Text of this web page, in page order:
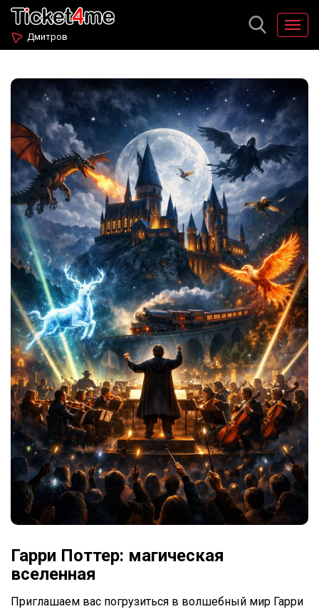
Дмитров
Гарри Поттер: магическая
вселенная
Приглашаем вас погрузиться в волшебный мир Гарри